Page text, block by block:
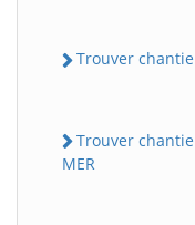
Trouver
Trouver
MER